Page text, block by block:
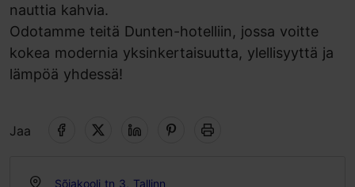
nauttia kahvia.
Odotamme teitä Dunten-hotelliin, jossa voitte
kokea modernia yksinkertaisuutta, ylellisyyttä ja
lämpöä yhdessä!
Jaa
Sõjakooli tn 3, Tallinn